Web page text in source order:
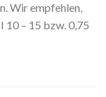
Wir empfehlen,
10 – 15 bzw. 0,75